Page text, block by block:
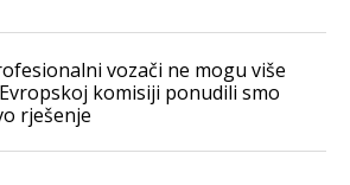
vozači ne mogu više
komisiji ponudili smo
rješenje